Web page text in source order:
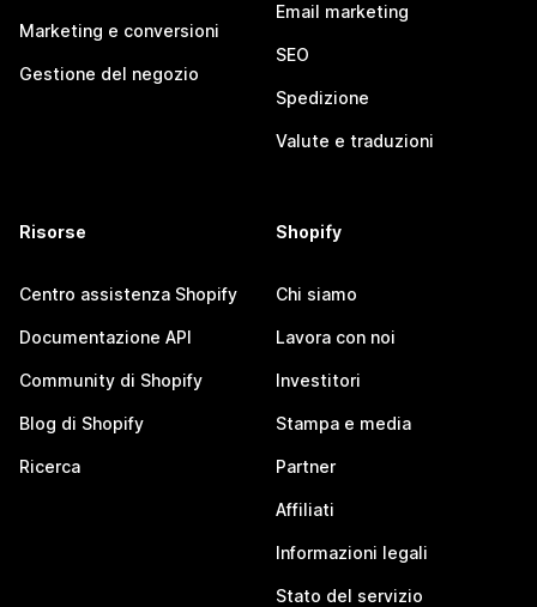
Marketing e conversioni
Gestione del negozio
Email marketing
SEO
Spedizione
Valute e traduzioni
Risorse
Centro assistenza Shopify
Documentazione API
Community di Shopify
Blog di Shopify
Ricerca
Shopify
Chi siamo
Lavora con noi
Investitori
Stampa e media
Partner
Affiliati
Informazioni legali
Stato del servizio